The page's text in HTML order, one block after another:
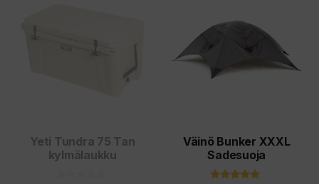
Yeti Tundra 75 Tan
kylmälaukku
Väinö Bunker XXXL
Sadesuoja